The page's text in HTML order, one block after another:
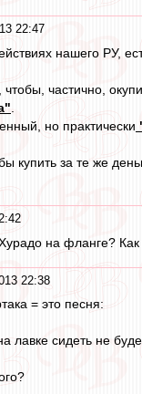
22:47
нашего РУ,
частично,
но практически
купить за те же
на фланге?
22:38
= это песня:
лавке сидеть не